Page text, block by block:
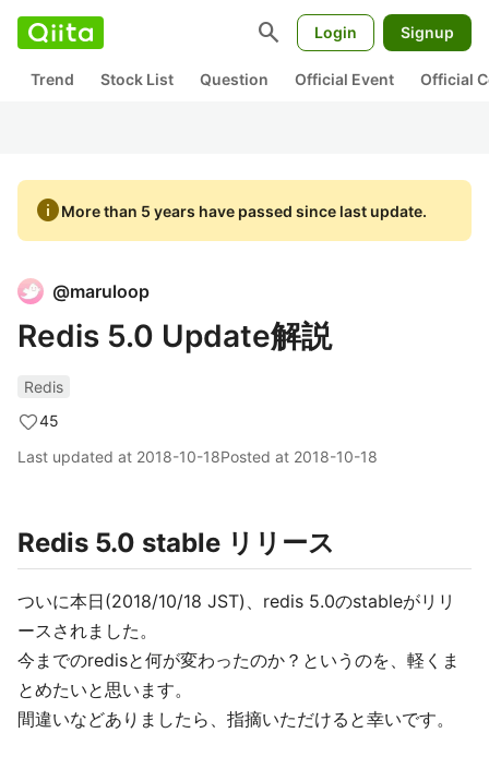
search Login Signup
Trend Stock List Question Official Event Official
infoMore than 5 years have passed since last update.
@maruloop
Redis 5.0 Update解説
Redis
45
Last updated at 2018-10-18Posted at 2018-10-18
Redis 5.0 stable リリース
ついに本日(2018/10/18 JST)、redis 5.0のstableがリリ
ースされました。
今までのredisと何が変わったのか？というのを、軽くま
とめたいと思います。
間違いなどありましたら、指摘いただけると幸いです。